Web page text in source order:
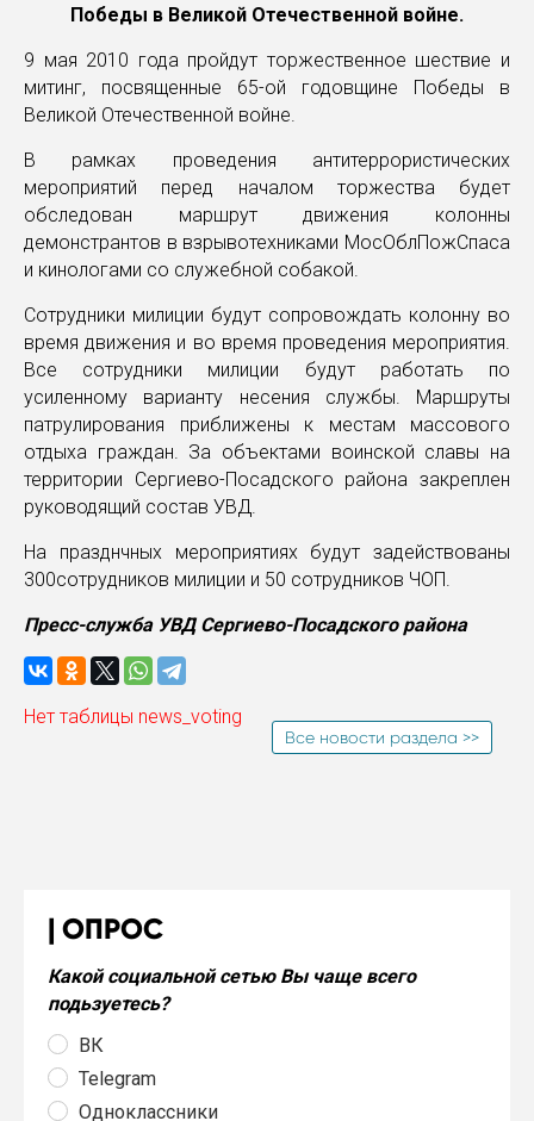
Победы в Великой Отечественной войне.
9 мая 2010 года пройдут торжественное шествие и
митинг, посвященные 65-ой годовщине Победы в
Великой Отечественной войне.
В рамках проведения антитеррористических
мероприятий перед началом торжества будет
обследован маршрут движения колонны
демонстрантов в взрывотехниками МосОблПожСпаса
и кинологами со служебной собакой.
Сотрудники милиции будут сопровождать колонну во
время движения и во время проведения мероприятия.
Все сотрудники милиции будут работать по
усиленному варианту несения службы. Маршруты
патрулирования приближены к местам массового
отдыха граждан. За объектами воинской славы на
территории Сергиево-Посадского района закреплен
руководящий состав УВД.
На празднчных мероприятиях будут задействованы
300сотрудников милиции и 50 сотрудников ЧОП.
Пресс-служба УВД Сергиево-Посадского района
Нет таблицы news_voting
Все новости раздела >>
ОПРОС
Какой социальной сетью Вы чаще всего
подьзуетесь?
ВК
Telegram
Одноклассники